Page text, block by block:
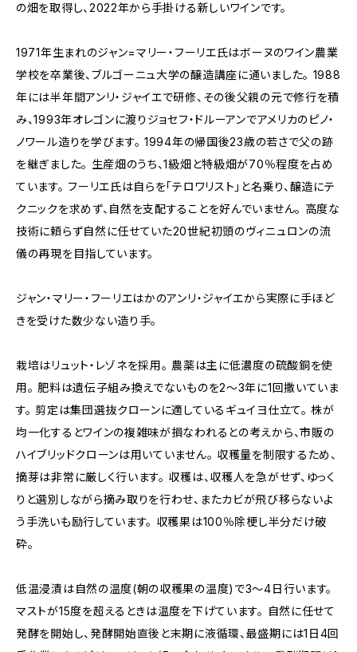
の畑を取得し、2022年から手掛ける新しいワインです。
1971年生まれのジャン=マリー・フーリエ氏はボーヌのワイン農業
学校を卒業後、ブルゴーニュ大学の醸造講座に通いました。 1988
年には半年間アンリ・ジャイエで研修、その後父親の元で修行を積
み、1993年オレゴンに渡りジョセフ・ドルーアンでアメリカのピノ・
ノワール造りを学びます。 1994年の帰国後23歳の若さで父の跡
を継ぎました。 生産畑のうち、1級畑と特級畑が70％程度を占め
ています。 フーリエ氏は自らを｢テロワリスト｣と名乗り、醸造にテ
クニックを求めず、自然を支配することを好んでいません。 高度な
技術に頼らず自然に任せていた20世紀初頭のヴィニュロンの流
儀の再現を目指しています。
ジャン・マリー・フーリエはかのアンリ・ジャイエから実際に手ほど
きを受けた数少ない造り手。
栽培はリュット・レゾネを採用。 農薬は主に低濃度の硫酸銅を使
用。 肥料は遺伝子組み換えでないものを2～3年に1回撒いていま
す。 剪定は集団選抜クローンに適しているギュイヨ仕立て。 株が
均一化するとワインの複雑味が損なわれるとの考えから、市販の
ハイブリッドクローンは用いていません。 収穫量を制限するため、
摘芽は非常に厳しく行います。 収穫は、収穫人を急がせず、ゆっく
りと選別しながら摘み取りを行わせ、またカビが飛び移らないよ
う手洗いも励行しています。 収穫果は100％除梗し半分だけ破
砕。
低温浸漬は自然の温度(朝の収穫果の温度)で3～4日行います。
マストが15度を超えるときは温度を下げています。 自然に任せて
発酵を開始し、発酵開始直後と末期に液循環、最盛期には1日4回